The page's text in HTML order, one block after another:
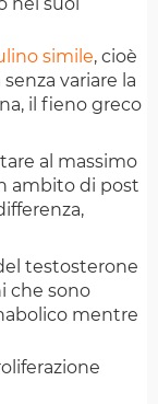
nei suoi
simile, cioè
variare la
il fieno greco
al massimo
ambito di post
testosterone
che sono
mentre